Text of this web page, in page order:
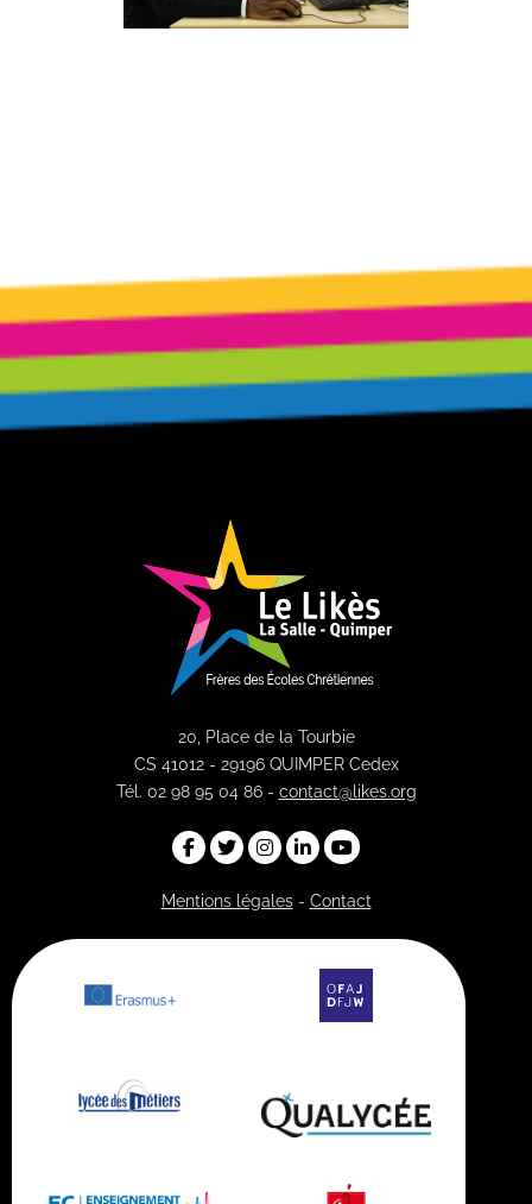
20, Place de la Tourbie
CS 41012 - 29196 QUIMPER Cedex
Tél. 02 98 95 04 86 - contact@likes.org
Mentions légales- Contact